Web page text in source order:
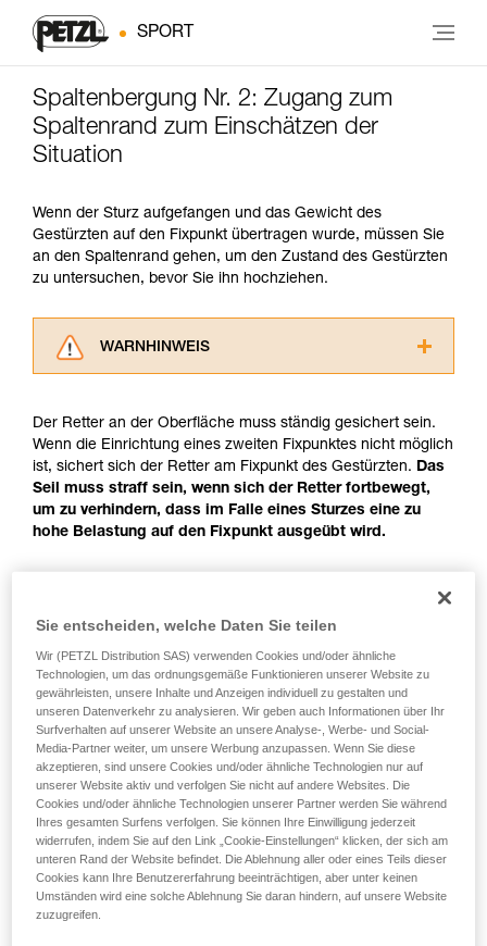
SPORT
Spaltenbergung Nr. 2: Zugang zum
Spaltenrand zum Einschätzen der
Situation
Wenn der Sturz aufgefangen und das Gewicht des
Gestürzten auf den Fixpunkt übertragen wurde, müssen Sie
an den Spaltenrand gehen, um den Zustand des Gestürzten
zu untersuchen, bevor Sie ihn hochziehen.
WARNHINWEIS
aufmerksam durch, bevor Sie diesen zu Rate
ziehen. Um diese Zusatzinformationen
verstehen zu können, müssen Sie zuerst die in
der Gebrauchsanweisung enthaltenen
Informationen richtig verstanden haben.
Die Beherrschung dieser Techniken setzt eine
Vorgang alleine sicher zu wiederholen, bevor
Sie ihn eigenständig durchführen.
Wir geben Beispiele für die mit Ihrer Aktivität
verbundenen Techniken. Möglicherweise gibt es
noch andere Techniken, die hier nicht
beschrieben werden.
Der Retter an der Oberfläche muss ständig gesichert sein.
Wenn die Einrichtung eines zweiten Fixpunktes nicht möglich
ist, sichert sich der Retter am Fixpunkt des Gestürzten. Das
Seil muss straff sein, wenn sich der Retter fortbewegt,
um zu verhindern, dass im Falle eines Sturzes eine zu
hohe Belastung auf den Fixpunkt ausgeübt wird.
Fortbewegung mit einem Klemmknoten am
Seil des Gestürzten
Wenn das verbleibende, nicht belastete Seil zu kurz ist, kann
sich der Retter mit einem Klemmknoten am Seil, das den
Gestürzten hält, fortbewegen. Nach Rückkehr zum Fixpunkt
muss sich der Retter sofort wieder einbinden.
Sie entscheiden, welche Daten Sie teilen
Wir (PETZL Distribution SAS) verwenden Cookies und/oder ähnliche
Technologien, um das ordnungsgemäße Funktionieren unserer Website zu
gewährleisten, unsere Inhalte und Anzeigen individuell zu gestalten und
unseren Datenverkehr zu analysieren. Wir geben auch Informationen über Ihr
Surfverhalten auf unserer Website an unsere Analyse-, Werbe- und Social-
Media-Partner weiter, um unsere Werbung anzupassen. Wenn Sie diese
akzeptieren, sind unsere Cookies und/oder ähnliche Technologien nur auf
unserer Website aktiv und verfolgen Sie nicht auf andere Websites. Die
Cookies und/oder ähnliche Technologien unserer Partner werden Sie während
Ihres gesamten Surfens verfolgen. Sie können Ihre Einwilligung jederzeit
widerrufen, indem Sie auf den Link „Cookie-Einstellungen“ klicken, der sich am
unteren Rand der Website befindet. Die Ablehnung aller oder eines Teils dieser
Cookies kann Ihre Benutzererfahrung beeinträchtigen, aber unter keinen
Umständen wird eine solche Ablehnung Sie daran hindern, auf unsere Website
zuzugreifen.